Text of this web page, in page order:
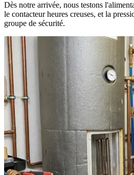
Dès notre arrivée, nous testons
le contacteur heures creuses, et la
groupe de sécurité.